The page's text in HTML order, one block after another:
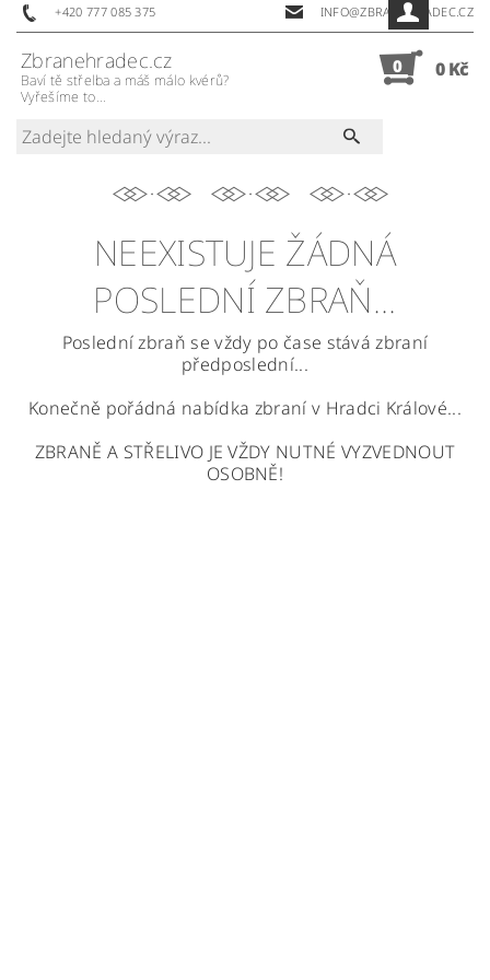
+420 777 085 375 INFO@ZBRANEHRADEC.CZ
Zbranehradec.cz
Baví tě střelba a máš málo kvérů?
Vyřešíme to...
0 0 Kč
NEEXISTUJE ŽÁDNÁ
POSLEDNÍ ZBRAŇ...
Poslední zbraň se vždy po čase stává zbraní
předposlední...
Konečně pořádná nabídka zbraní v Hradci Králové...
ZBRANĚ A STŘELIVO JE VŽDY NUTNÉ VYZVEDNOUT
OSOBNĚ!